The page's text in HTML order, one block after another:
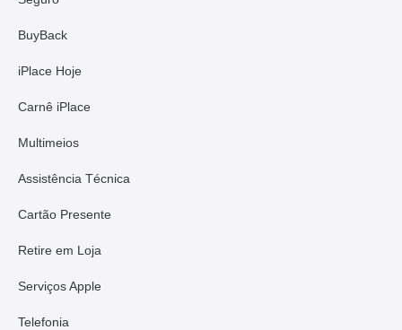
BuyBack
iPlace Hoje
Carnê iPlace
Multimeios
Assistência Técnica
Cartão Presente
Retire em Loja
Serviços Apple
Telefonia